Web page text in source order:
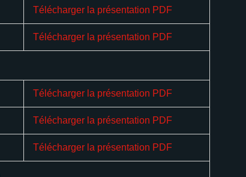
Télécharger la présentation PDF
Télécharger la présentation PDF
Télécharger la présentation PDF
Télécharger la présentation PDF
Télécharger la présentation PDF